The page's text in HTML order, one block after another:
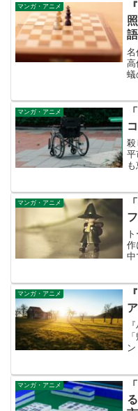
マンガ・アニメ
名
高
蟻
マンガ・アニメ
殺
平
マンガ・アニメ
作
中
マンガ・アニメ
ン
マンガ・アニメ